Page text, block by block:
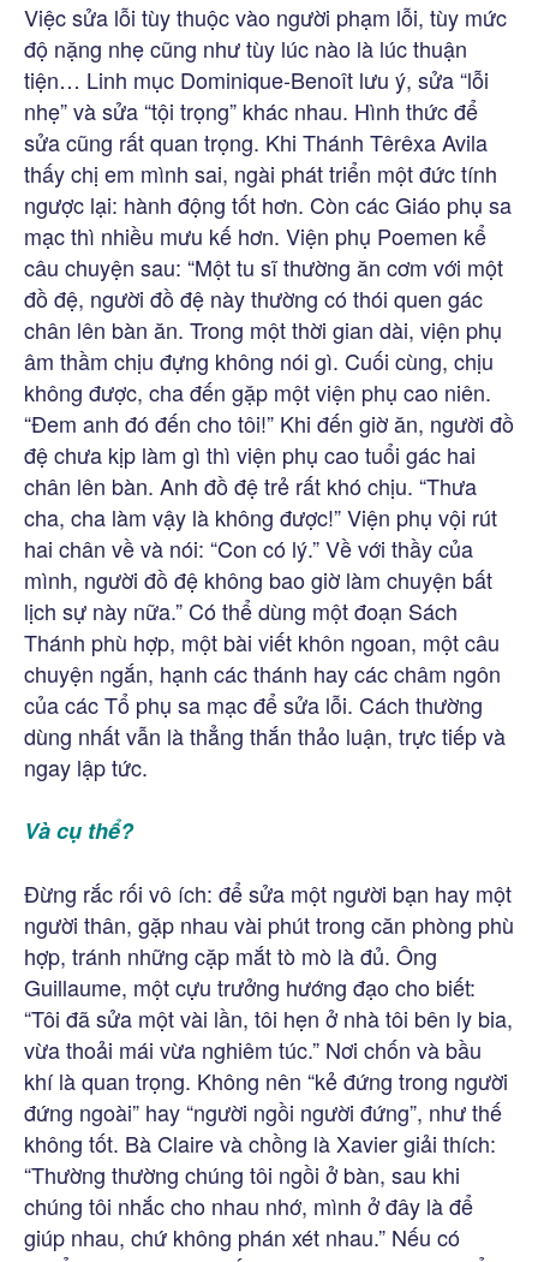
Việc sửa lỗi tùy thuộc vào người phạm lỗi, tùy mức
độ nặng nhẹ cũng như tùy lúc nào là lúc thuận
tiện… Linh mục Dominique-Benoît lưu ý, sửa “lỗi
nhẹ” và sửa “tội trọng” khác nhau. Hình thức để
sửa cũng rất quan trọng. Khi Thánh Têrêxa Avila
thấy chị em mình sai, ngài phát triển một đức tính
ngược lại: hành động tốt hơn. Còn các Giáo phụ sa
mạc thì nhiều mưu kế hơn. Viện phụ Poemen kể
câu chuyện sau: “Một tu sĩ thường ăn cơm với một
đồ đệ, người đồ đệ này thường có thói quen gác
chân lên bàn ăn. Trong một thời gian dài, viện phụ
âm thầm chịu đựng không nói gì. Cuối cùng, chịu
không được, cha đến gặp một viện phụ cao niên.
“Đem anh đó đến cho tôi!” Khi đến giờ ăn, người đồ
đệ chưa kịp làm gì thì viện phụ cao tuổi gác hai
chân lên bàn. Anh đồ đệ trẻ rất khó chịu. “Thưa
cha, cha làm vậy là không được!” Viện phụ vội rút
hai chân về và nói: “Con có lý.” Về với thầy của
mình, người đồ đệ không bao giờ làm chuyện bất
lịch sự này nữa.” Có thể dùng một đoạn Sách
Thánh phù hợp, một bài viết khôn ngoan, một câu
chuyện ngắn, hạnh các thánh hay các châm ngôn
của các Tổ phụ sa mạc để sửa lỗi. Cách thường
dùng nhất vẫn là thẳng thắn thảo luận, trực tiếp và
ngay lập tức.
Và cụ thể?
Đừng rắc rối vô ích: để sửa một người bạn hay một
người thân, gặp nhau vài phút trong căn phòng phù
hợp, tránh những cặp mắt tò mò là đủ. Ông
Guillaume, một cựu trưởng hướng đạo cho biết:
“Tôi đã sửa một vài lần, tôi hẹn ở nhà tôi bên ly bia,
vừa thoải mái vừa nghiêm túc.” Nơi chốn và bầu
khí là quan trọng. Không nên “kẻ đứng trong người
đứng ngoài” hay “người ngồi người đứng”, như thế
không tốt. Bà Claire và chồng là Xavier giải thích:
“Thường thường chúng tôi ngồi ở bàn, sau khi
chúng tôi nhắc cho nhau nhớ, mình ở đây là để
giúp nhau, chứ không phán xét nhau.” Nếu có